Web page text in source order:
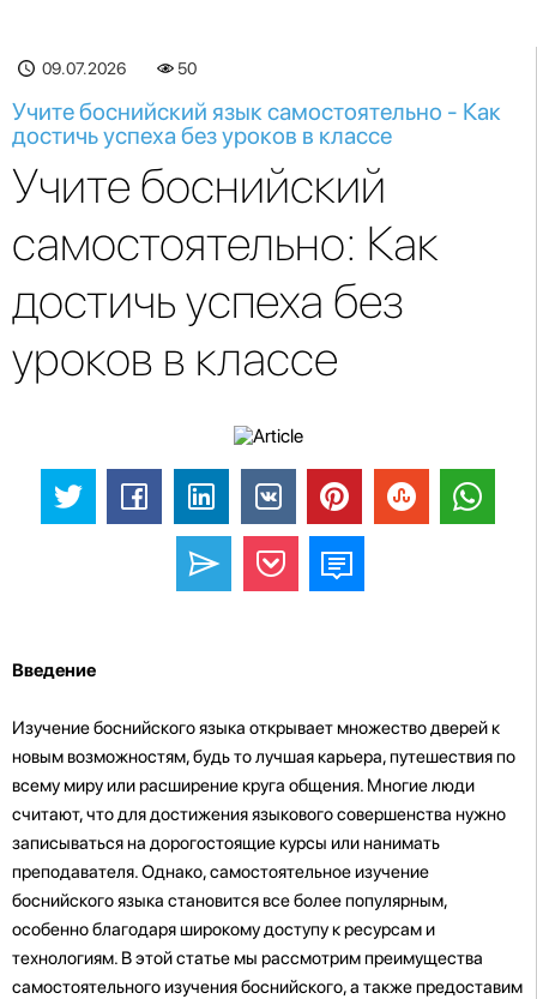
09.07.2026 50
Учите боснийский язык самостоятельно - Как
достичь успеха без уроков в классе
Учите боснийский
самостоятельно: Как
достичь успеха без
уроков в классе
Введение
Изучение боснийского языка открывает множество дверей к
новым возможностям, будь то лучшая карьера, путешествия по
всему миру или расширение круга общения. Многие люди
считают, что для достижения языкового совершенства нужно
записываться на дорогостоящие курсы или нанимать
преподавателя. Однако, самостоятельное изучение
боснийского языка становится все более популярным,
особенно благодаря широкому доступу к ресурсам и
технологиям. В этой статье мы рассмотрим преимущества
самостоятельного изучения боснийского, а также предоставим